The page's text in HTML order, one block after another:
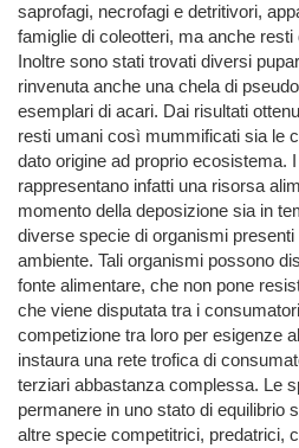
saprofagi, necrofagi e detritivori,
famiglie di coleotteri, ma anche
Inoltre sono stati trovati diversi
rinvenuta anche una chela di
esemplari di acari. Dai risultati
resti umani così mummificati sia le
dato origine ad proprio ecosistema.
rappresentano infatti una risorsa
momento della deposizione sia in
diverse specie di organismi
ambiente. Tali organismi possono
fonte alimentare, che non pone
che viene disputata tra i
competizione tra loro per esigenze
instaura una rete trofica di
terziari abbastanza complessa. Le
permanere in uno stato di equilibrio
altre specie competitrici, predatrici,